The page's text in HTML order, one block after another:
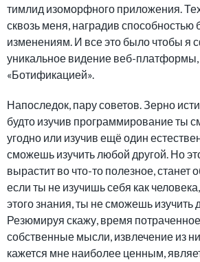
тимлид изоморфного приложения.
сквозь меня, наградив способностью
изменениям. И все это было чтобы я
уникальное видение веб-платформы,
«Ботификацией».
Напоследок, пару советов. Зерно
будто изучив программирование ты
угодно или изучив ещё один
сможешь изучить любой другой. Но
вырастит во что-то полезное,
если ты не изучишь себя как
этого знания, ты не сможешь изучить
Резюмируя скажу, время
собственные мысли, извлечение из
кажется мне наиболее ценным,